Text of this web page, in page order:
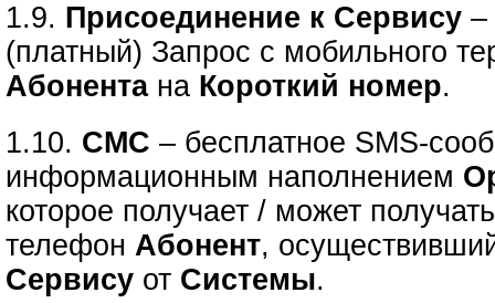
1.9. Присоединение к Сервису–
(платный) Запрос с мобильного
Абонентана Короткий номер.
1.10. СМС – бесплатное SMS-
информационным наполнением
которое получает / может
телефонАбонент,
Сервису от Системы.